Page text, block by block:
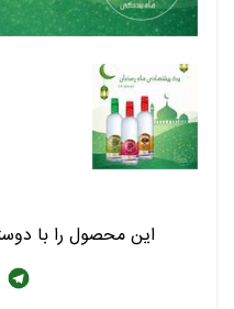
این محصول را با